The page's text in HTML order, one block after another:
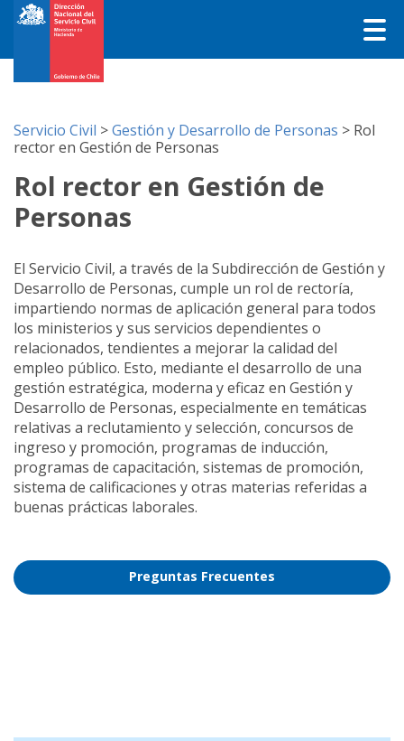
Servicio Civil >Gestión y Desarrollo de Personas > Rol
rector en Gestión de Personas
Rol rector en Gestión de
Personas
El Servicio Civil, a través de la Subdirección de Gestión y
Desarrollo de Personas, cumple un rol de rectoría,
impartiendo normas de aplicación general para todos
los ministerios y sus servicios dependientes o
relacionados, tendientes a mejorar la calidad del
empleo público. Esto, mediante el desarrollo de una
gestión estratégica, moderna y eficaz en Gestión y
Desarrollo de Personas, especialmente en temáticas
relativas a reclutamiento y selección, concursos de
ingreso y promoción, programas de inducción,
programas de capacitación, sistemas de promoción,
sistema de calificaciones y otras materias referidas a
buenas prácticas laborales.
Preguntas Frecuentes